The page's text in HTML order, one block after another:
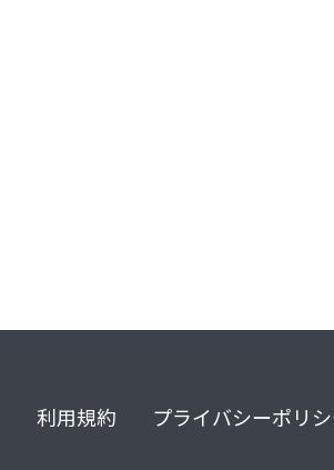
利用規約 プライバシーポリ